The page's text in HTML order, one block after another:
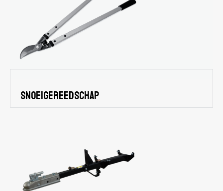
snoeigereedschap